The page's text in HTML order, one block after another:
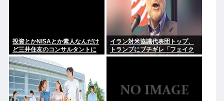
投資とかNISAとか素人なんだけ
ど三井住友のコンサルタントに
相談した方がいいのか？
イラン対米協議代表団トップ、
トランプにブチギレ「フェイク
ニュースばかり、約束を守れ。